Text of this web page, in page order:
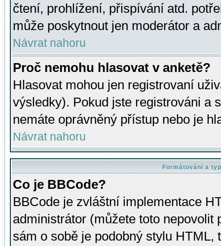
čtení, prohlížení, přispívání atd.
může poskytnout jen moderátor a
Návrat nahoru
Proč nemohu hlasovat v anketě?
Hlasovat mohou jen registrovaní
výsledky). Pokud jste registrováni a
nemáte oprávněný přístup nebo je
Návrat nahoru
Formátování a
Co je BBCode?
BBCode je zvláštní implementace
administrátor (můžete toto
sám o sobě je podobný stylu HTML,